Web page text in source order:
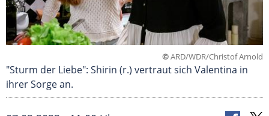
©ARD/WDR/Christof Arnold
"Sturm der Liebe": Shirin (r.) vertraut sich Valentina in
ihrer Sorge an.